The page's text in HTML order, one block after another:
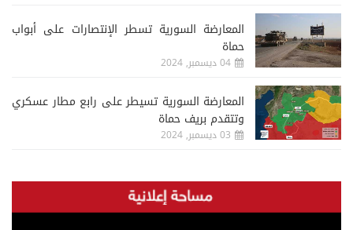
المعارضة السورية تسطر الإنتصارات على أبواب
حماة
04 ديسمبر, 2024
المعارضة السورية تسيطر على رابع مطار عسكري
وتتقدم بريف حماة
03 ديسمبر, 2024